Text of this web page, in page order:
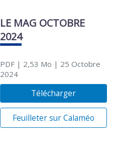
LE MAG OCTOBRE
2024
PDF| 2,53 Mo | 25 Octobre
2024
Télécharger
Feuilleter sur Calaméo